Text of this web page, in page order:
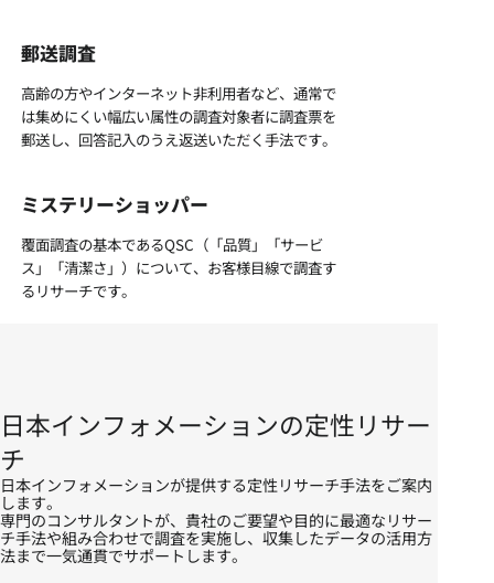
郵送調査
高齢の方やインターネット非利用者など、通常で
は集めにくい幅広い属性の調査対象者に調査票を
郵送し、回答記入のうえ返送いただく手法です。
ミステリーショッパー
覆面調査の基本であるQSC（「品質」「サービ
ス」「清潔さ」）について、お客様目線で調査す
るリサーチです。
日本インフォメーションの定性リサー
チ
日本インフォメーションが提供する定性リサーチ手法をご案内
します。
専門のコンサルタントが、貴社のご要望や目的に最適なリサー
チ手法や組み合わせで調査を実施し、収集したデータの活用方
法まで一気通貫でサポートします。